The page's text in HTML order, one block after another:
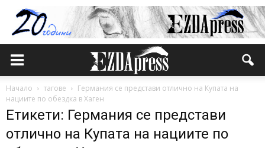
Начало тагове
Германия се представи отлично на Купата на
нациите по обездка в Хаген
Етикети: Германия се представи
отлично на Купата на нациите по